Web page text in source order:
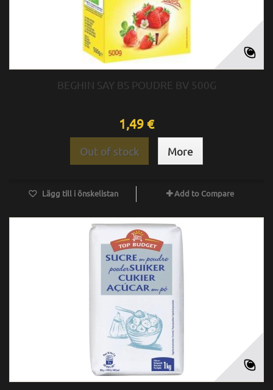
BEGHIN SAY BS POUDRE BV 500G
1,49 €
Out of stock More
Lägg till i önskelistan Add to Compare